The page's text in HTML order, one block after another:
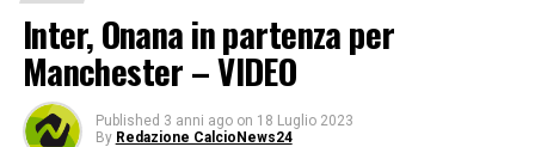
Inter, Onana in partenza per
Manchester – VIDEO
Published 3 anni ago on 18 Luglio 2023
By Redazione CalcioNews24